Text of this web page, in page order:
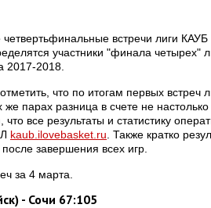
встречи лиги
участники "финала четырех"
2017-2018.
что по итогам первых
парах разница в счете не
все результаты и статистику
kaub.ilovebasket.ru . Также кратко
после завершения всех игр.
за 4 марта.
- Сочи 67:105